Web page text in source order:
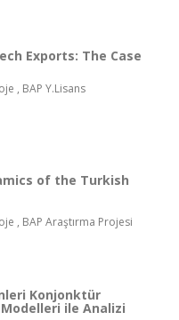
Exports: The Case
, BAP Y.Lisans
of the Turkish
, BAP Araştırma Projesi
Konjonktür
ile Analizi